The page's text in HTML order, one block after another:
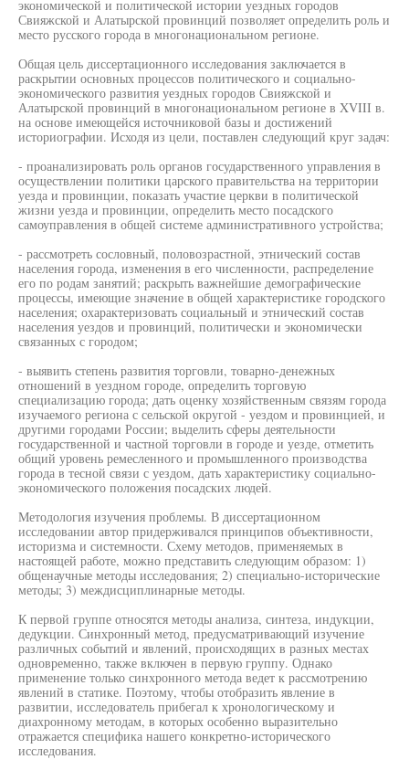
экономической и политической истории уездных городов
Свияжской и Алатырской провинций позволяет определить роль и
место русского города в многонациональном регионе.
Общая цель диссертационного исследования заключается в
раскрытии основных процессов политического и социально-
экономического развития уездных городов Свияжской и
Алатырской провинций в многонациональном регионе в XVIII в.
на основе имеющейся источниковой базы и достижений
историографии. Исходя из цели, поставлен следующий круг задач:
- проанализировать роль органов государственного управления в
осуществлении политики царского правительства на территории
уезда и провинции, показать участие церкви в политической
жизни уезда и провинции, определить место посадского
самоуправления в общей системе административного устройства;
- рассмотреть сословный, половозрастной, этнический состав
населения города, изменения в его численности, распределение
его по родам занятий; раскрыть важнейшие демографические
процессы, имеющие значение в общей характеристике городского
населения; охарактеризовать социальный и этнический состав
населения уездов и провинций, политически и экономически
связанных с городом;
- выявить степень развития торговли, товарно-денежных
отношений в уездном городе, определить торговую
специализацию города; дать оценку хозяйственным связям города
изучаемого региона с сельской округой - уездом и провинцией, и
другими городами России; выделить сферы деятельности
государственной и частной торговли в городе и уезде, отметить
общий уровень ремесленного и промышленного производства
города в тесной связи с уездом, дать характеристику социально-
экономического положения посадских людей.
Методология изучения проблемы. В диссертационном
исследовании автор придерживался принципов объективности,
историзма и системности. Схему методов, применяемых в
настоящей работе, можно представить следующим образом: 1)
общенаучные методы исследования; 2) специально-исторические
методы; 3) междисциплинарные методы.
К первой группе относятся методы анализа, синтеза, индукции,
дедукции. Синхронный метод, предусматривающий изучение
различных событий и явлений, происходящих в разных местах
одновременно, также включен в первую группу. Однако
применение только синхронного метода ведет к рассмотрению
явлений в статике. Поэтому, чтобы отобразить явление в
развитии, исследователь прибегал к хронологическому и
диахронному методам, в которых особенно выразительно
отражается специфика нашего конкретно-исторического
исследования.